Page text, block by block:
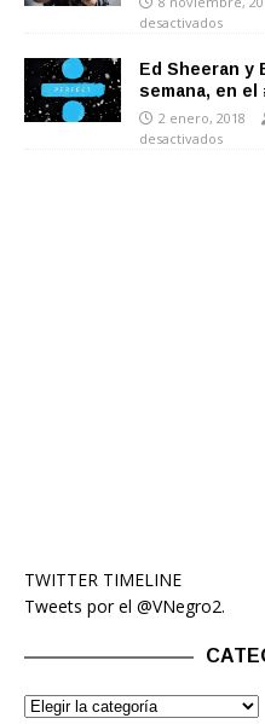
desactivados
Ed Sheeran y
semana, en el
2 enero, 2018
desactivados
TWITTER TIMELINE
Tweets por el @VNegro2.